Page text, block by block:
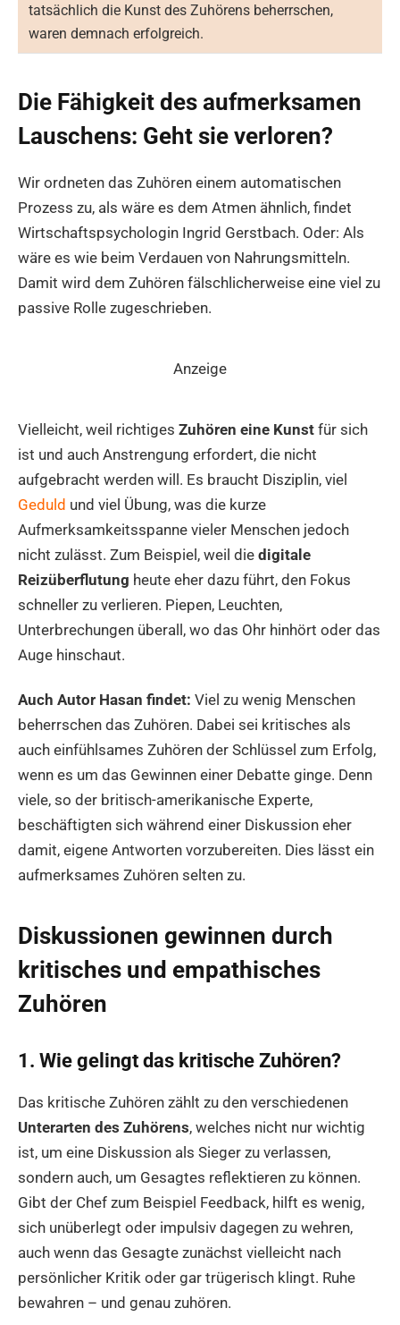
tatsächlich die Kunst des Zuhörens beherrschen,
waren demnach erfolgreich.
Die Fähigkeit des aufmerksamen
Lauschens: Geht sie verloren?
Wir ordneten das Zuhören einem automatischen
Prozess zu, als wäre es dem Atmen ähnlich, findet
Wirtschaftspsychologin Ingrid Gerstbach. Oder: Als
wäre es wie beim Verdauen von Nahrungsmitteln.
Damit wird dem Zuhören fälschlicherweise eine viel zu
passive Rolle zugeschrieben.
Anzeige
Vielleicht, weil richtiges Zuhören eine Kunst für sich
ist und auch Anstrengung erfordert, die nicht
aufgebracht werden will. Es braucht Disziplin, viel
Geduld und viel Übung, was die kurze
Aufmerksamkeitsspanne vieler Menschen jedoch
nicht zulässt. Zum Beispiel, weil die digitale
Reizüberflutung heute eher dazu führt, den Fokus
schneller zu verlieren. Piepen, Leuchten,
Unterbrechungen überall, wo das Ohr hinhört oder das
Auge hinschaut.
Auch Autor Hasan findet: Viel zu wenig Menschen
beherrschen das Zuhören. Dabei sei kritisches als
auch einfühlsames Zuhören der Schlüssel zum Erfolg,
wenn es um das Gewinnen einer Debatte ginge. Denn
viele, so der britisch-amerikanische Experte,
beschäftigten sich während einer Diskussion eher
damit, eigene Antworten vorzubereiten. Dies lässt ein
aufmerksames Zuhören selten zu.
Diskussionen gewinnen durch
kritisches und empathisches
Zuhören
1. Wie gelingt das kritische Zuhören?
Das kritische Zuhören zählt zu den verschiedenen
Unterarten des Zuhörens, welches nicht nur wichtig
ist, um eine Diskussion als Sieger zu verlassen,
sondern auch, um Gesagtes reflektieren zu können.
Gibt der Chef zum Beispiel Feedback, hilft es wenig,
sich unüberlegt oder impulsiv dagegen zu wehren,
auch wenn das Gesagte zunächst vielleicht nach
persönlicher Kritik oder gar trügerisch klingt. Ruhe
bewahren – und genau zuhören.